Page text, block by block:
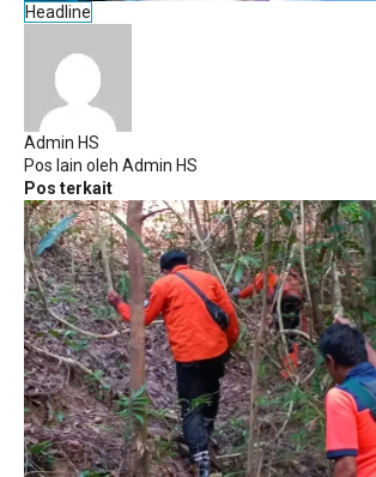
Headline
Admin HS
Pos lain oleh Admin HS
Pos terkait